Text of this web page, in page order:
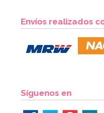
Envíos realizados
Síguenos en